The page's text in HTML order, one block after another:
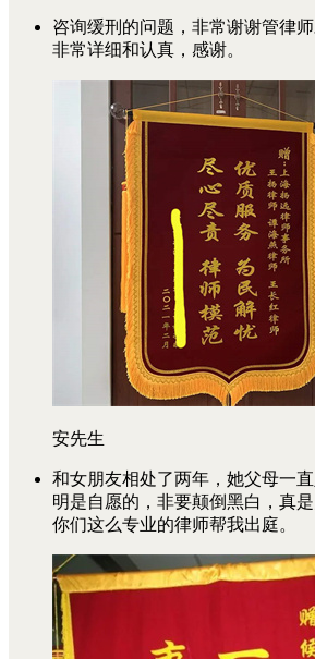
咨询缓刑的问题，非常谢谢管律
非常详细和认真，感谢。
安先生
和女朋友相处了两年，她父母一
明是自愿的，非要颠倒黑白，真
你们这么专业的律师帮我出庭。